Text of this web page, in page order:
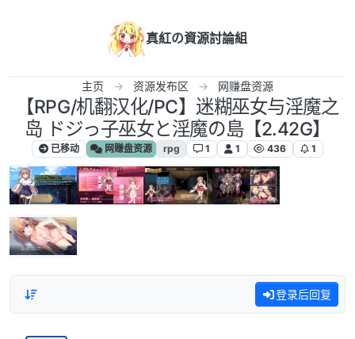
真紅の資源討論組
主页 资源发布区 网赚盘资源
【RPG/机翻汉化/PC】迷糊巫女与淫魔之
岛 ドジっ子巫女と淫魔の島【2.42G】
已移动 网赚盘资源 rpg 1 1 436 1
登录后回复